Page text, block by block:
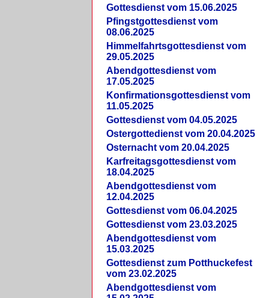
Gottesdienst vom 15.06.2025
Pfingstgottesdienst vom
08.06.2025
Himmelfahrtsgottesdienst vom
29.05.2025
Abendgottesdienst vom
17.05.2025
Konfirmationsgottesdienst vom
11.05.2025
Gottesdienst vom 04.05.2025
Ostergottedienst vom 20.04.2025
Osternacht vom 20.04.2025
Karfreitagsgottesdienst vom
18.04.2025
Abendgottesdienst vom
12.04.2025
Gottesdienst vom 06.04.2025
Gottesdienst vom 23.03.2025
Abendgottesdienst vom
15.03.2025
Gottesdienst zum Potthuckefest
vom 23.02.2025
Abendgottesdienst vom